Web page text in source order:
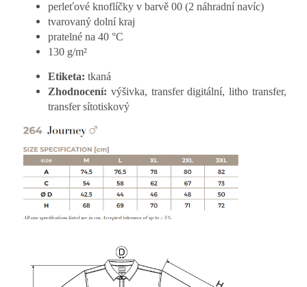
perleťové knoflíčky v barvě 00 (2 náhradní navíc)
tvarovaný dolní kraj
pratelné na 40 °C
130 g/m²
Etiketa: tkaná
Zhodnocení: výšivka, transfer digitální, litho transfer,
transfer sítotiskový